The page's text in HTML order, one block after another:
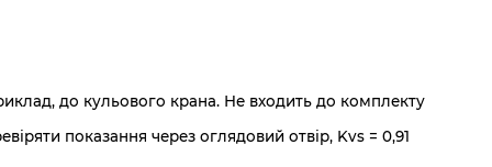
до кульового крана. Не входить до комплекту
показання через оглядовий отвір, Kvs = 0,91